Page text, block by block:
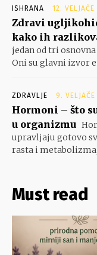
ISHRANA 12.
Zdravi
kako ih
jedan od tri
Oni su glavni izvor
ZDRAVLJE 9.
Hormoni – što
u organizmu
upravljaju gotovo
rasta i
Must read